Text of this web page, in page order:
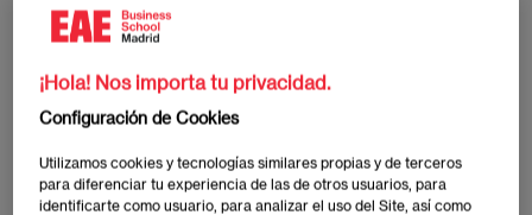
identificar y aprovechar oportunidades y alianzas
estratégicas con cerca de 100 compradores
internacionales interesados en la oferta exportable
de empresas exportadoras de las cadenas
productivas de Agroalimentos, Sistema Moda,
Industrias 4.0, Metalmecánica y Otras Industrias y
Químicos y Ciencias de la Vida.
¡Hola! Nos importa tu privacidad.
Configuración de Cookies
Utilizamos cookies y tecnologías similares propias y de terceros
para diferenciar tu experiencia de las de otros usuarios, para
identificarte como usuario, para analizar el uso del Site, así como